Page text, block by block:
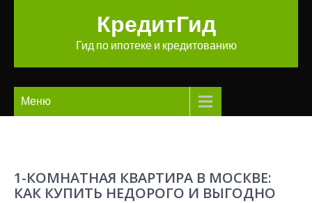
КредитГид
Гид по ипотеке и кредитованию
Меню
1-КОМНАТНАЯ КВАРТИРА В МОСКВЕ:
КАК КУПИТЬ НЕДОРОГО И ВЫГОДНО